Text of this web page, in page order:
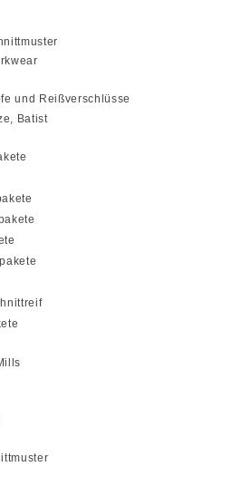
und Reißverschlüsse
Batist